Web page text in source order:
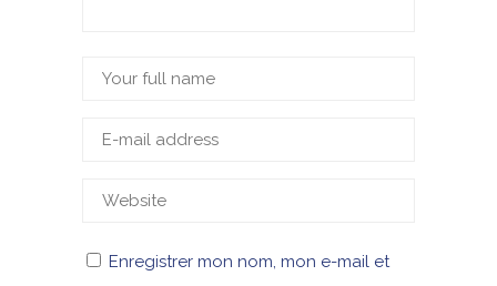
Enregistrer mon nom, mon e-mail et